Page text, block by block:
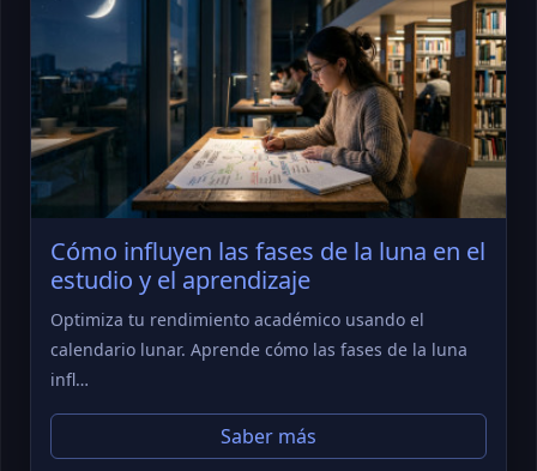
Cómo influyen las fases de la luna en el
estudio y el aprendizaje
Optimiza tu rendimiento académico usando el
calendario lunar. Aprende cómo las fases de la luna
infl…
Saber más